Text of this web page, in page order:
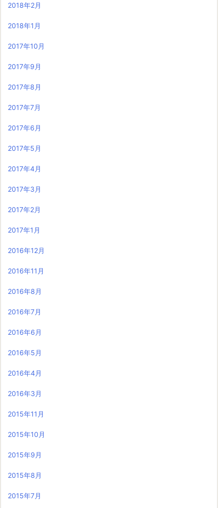
2018年2月
2018年1月
2017年10月
2017年9月
2017年8月
2017年7月
2017年6月
2017年5月
2017年4月
2017年3月
2017年2月
2017年1月
2016年12月
2016年11月
2016年8月
2016年7月
2016年6月
2016年5月
2016年4月
2016年3月
2015年11月
2015年10月
2015年9月
2015年8月
2015年7月